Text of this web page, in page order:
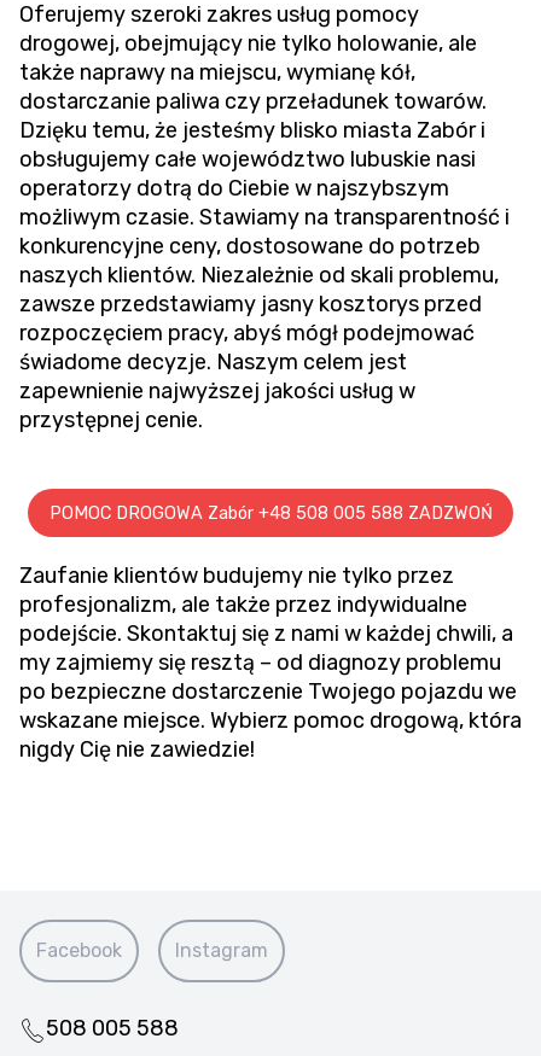
Oferujemy szeroki zakres usług pomocy
drogowej, obejmujący nie tylko holowanie, ale
także naprawy na miejscu, wymianę kół,
dostarczanie paliwa czy przeładunek towarów.
Dzięku temu, że jesteśmy blisko miasta Zabór i
obsługujemy całe województwo lubuskie nasi
operatorzy dotrą do Ciebie w najszybszym
możliwym czasie. Stawiamy na transparentność i
konkurencyjne ceny, dostosowane do potrzeb
naszych klientów. Niezależnie od skali problemu,
zawsze przedstawiamy jasny kosztorys przed
rozpoczęciem pracy, abyś mógł podejmować
świadome decyzje. Naszym celem jest
zapewnienie najwyższej jakości usług w
przystępnej cenie.
POMOC DROGOWA Zabór +48 508 005 588 ZADZWOŃ
Zaufanie klientów budujemy nie tylko przez
profesjonalizm, ale także przez indywidualne
podejście. Skontaktuj się z nami w każdej chwili, a
my zajmiemy się resztą – od diagnozy problemu
po bezpieczne dostarczenie Twojego pojazdu we
wskazane miejsce. Wybierz pomoc drogową, która
nigdy Cię nie zawiedzie!
Facebook Instagram
508 005 588